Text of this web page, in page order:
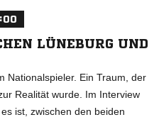
LÜNEBURG UND
Nationalspieler. Ein Traum, der
Realität wurde. Im Interview
ist, zwischen den beiden